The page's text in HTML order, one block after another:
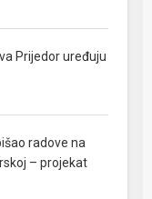
Prijedor uređuju
radove na
– projekat